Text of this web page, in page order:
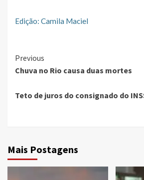
Edição: Camila Maciel
Continue
Reading
Previous
Chuva no Rio causa duas mortes
Teto de juros do consignado do
Mais Postagens